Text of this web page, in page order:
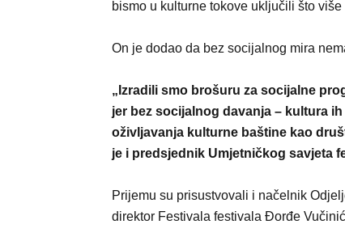
bismo u kulturne tokove uključili što
On je dodao da bez socijalnog mira
„Izradili smo brošuru za socijalne
jer bez socijalnog davanja – kultura
oživljavanja kulturne baštine kao
je i predsjednik Umjetničkog savjeta
Prijemu su prisustvovali i načelnik
direktor Festivala festivala Đorđe